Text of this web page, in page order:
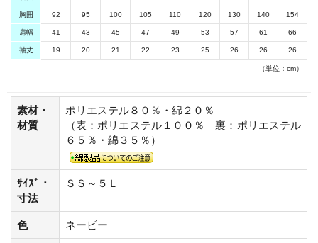
胸囲 92 95 100 105 110 120 130 140 154
肩幅 41 43 45 47 49 53 57 61 66
袖丈 19 20 21 22 23 25 26 26 26
（単位：cm）
素材・
材質
ポリエステル８０％・綿２０％
（表：ポリエステル１００％ 裏：ポリエステル
６５％・綿３５％）
ｻｲｽﾞ・
寸法
ＳＳ～５Ｌ
色 ネービー